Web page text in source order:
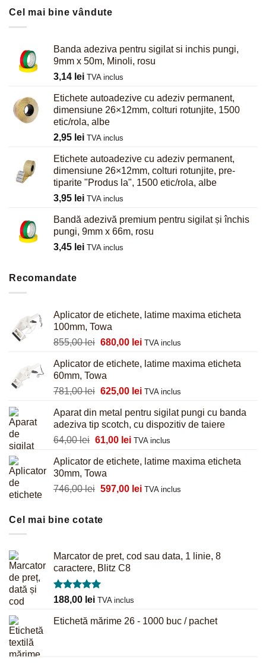
Cel mai bine vândute
Banda adeziva pentru sigilat si inchis pungi,
9mm x 50m, Minoli, rosu
3,14 lei TVA inclus
Etichete autoadezive cu adeziv permanent,
dimensiune 26×12mm, colturi rotunjite, 1500
etic/rola, albe
2,95 lei TVA inclus
Etichete autoadezive cu adeziv permanent,
dimensiune 26×12mm, colturi rotunjite, pre-
tiparite "Produs la", 1500 etic/rola, albe
3,95 lei TVA inclus
Bandă adezivă premium pentru sigilat și închis
pungi, 9mm x 66m, rosu
3,45 lei TVA inclus
Recomandate
Aplicator de etichete, latime maxima eticheta
100mm, Towa
855,00lei Prețul
a
fost:
855,00 lei.
680,00 leiPrețul
este:
TVA inclus
Aplicator de etichete, latime maxima eticheta
60mm, Towa
781,00lei Prețul
a
fost:
781,00 lei.
625,00 leiPrețul
este:
625,00 lei.
TVA inclus
Aparat din metal pentru sigilat pungi cu banda
adeziva tip scotch, cu dispozitiv de taiere
64,00lei Prețul
a
fost:
64,00 lei.
61,00 leiPrețul
este:
TVA inclus
Aplicator de etichete, latime maxima eticheta
30mm, Towa
746,00lei Prețul
fost:
597,00 leiPrețul
TVA inclus
Cel mai bine cotate
Marcator de pret, cod sau data, 1 linie, 8
caractere, Blitz C8
Evaluat la
188,00 lei TVA inclus
Etichetă mărime 26 - 1000 buc / pachet